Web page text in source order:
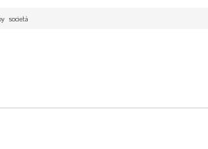
società